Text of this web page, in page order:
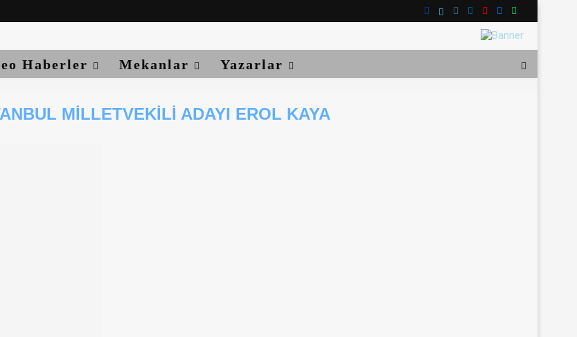
Haberler Mekanlar Yazarlar
MILLETVEKILI ADAYI EROL KAYA